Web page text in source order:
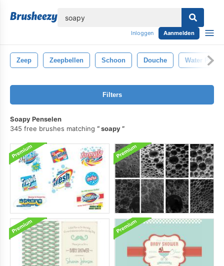
Inloggen Aanmelden
Zeep Zeepbellen Schoon Douche Water Plons
Filters
Soapy Penselen
345 free brushes matching
soapy